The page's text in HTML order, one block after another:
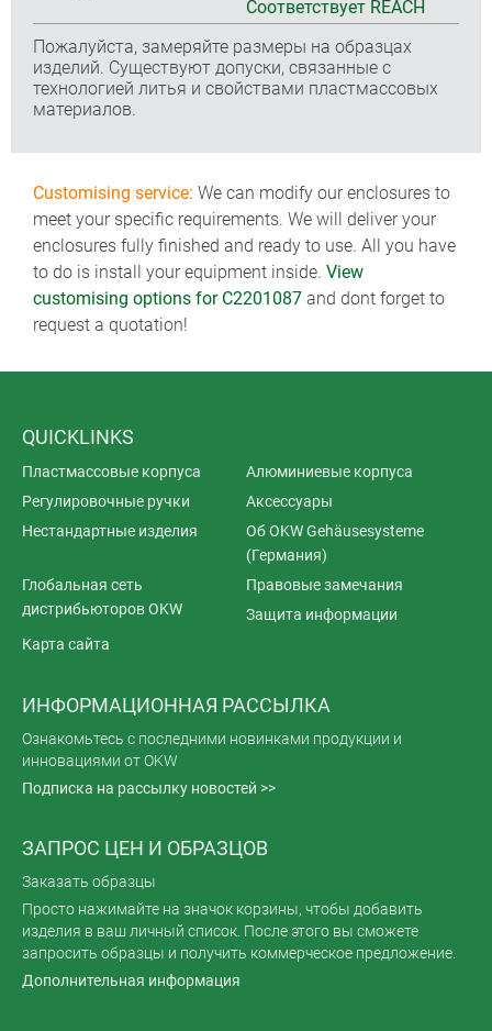
Соответствует REACH
Пожалуйста, замеряйте размеры на образцах
изделий. Существуют допуски, связанные с
технологией литья и свойствами пластмассовых
материалов.
Customising service: We can modify our enclosures to
meet your specific requirements. We will deliver your
enclosures fully finished and ready to use. All you have
to do is install your equipment inside. View
customising options for C2201087 and dont forget to
request a quotation!
QUICKLINKS
Пластмассовые корпуса
Алюминиевые корпуса
Регулировочные ручки
Аксессуары
Нестандартные изделия
Об OKW Gehäusesysteme
(Германия)
Глобальная сеть
дистрибьюторов OKW
Правовые замечания
Защита информации
Карта сайта
ИНФОРМАЦИОННАЯ РАССЫЛКА
Ознакомьтесь с последними новинками продукции и
инновациями от OKW
Подписка на рассылку новостей >>
ЗАПРОС ЦЕН И ОБРАЗЦОВ
Заказать образцы
Просто нажимайте на значок корзины, чтобы добавить
изделия в ваш личный список. После этого вы сможете
запросить образцы и получить коммерческое предложение.
Дополнительная информация